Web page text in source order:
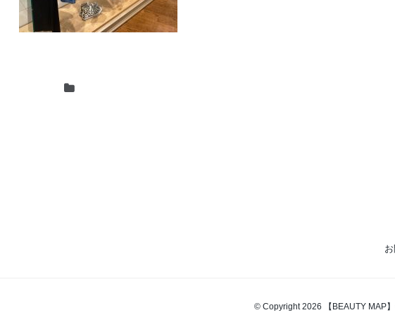
© Copyright 2026 【BEAUTY MAP